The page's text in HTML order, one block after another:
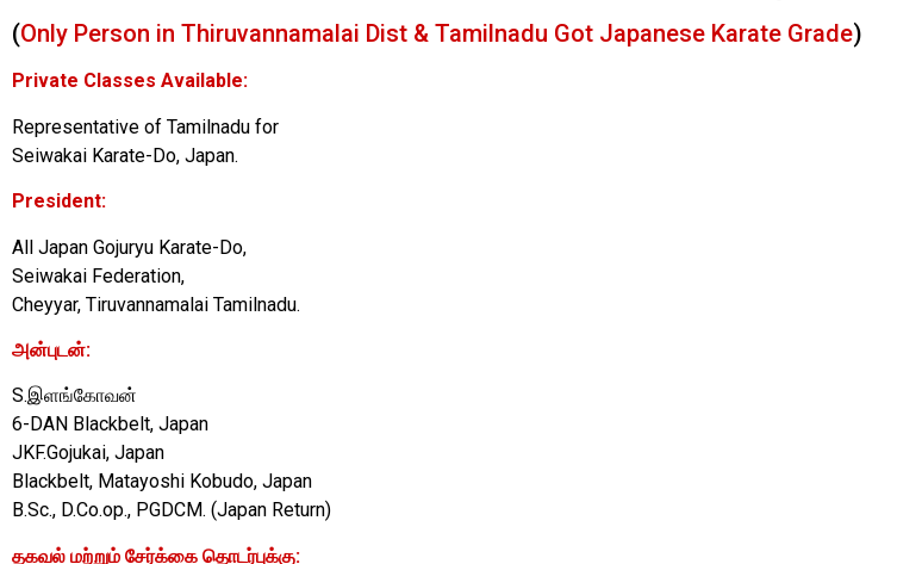
(Only Person in Thiruvannamalai Dist & Tamilnadu Got Japanese Karate Grade)
Private Classes Available:
Representative of Tamilnadu for
Seiwakai Karate-Do, Japan.
President:
All Japan Gojuryu Karate-Do,
Seiwakai Federation,
Cheyyar, Tiruvannamalai Tamilnadu.
அன்புடன்:
S.இளங்கோவன்‌
6-DAN Blackbelt, Japan
JKF.Gojukai, Japan
Blackbelt, Matayoshi Kobudo, Japan
B.Sc., D.Co.op., PGDCM. (Japan Return)
தகவல் மற்றும் சேர்க்கை தொடர்புக்கு: